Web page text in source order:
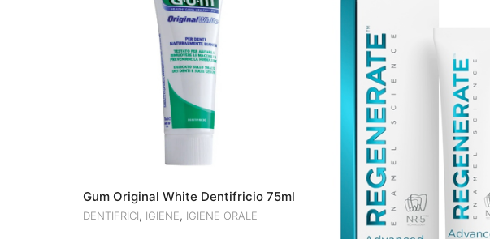
Gum Original White Dentifricio 75ml
DENTIFRICI, IGIENE, IGIENE ORALE